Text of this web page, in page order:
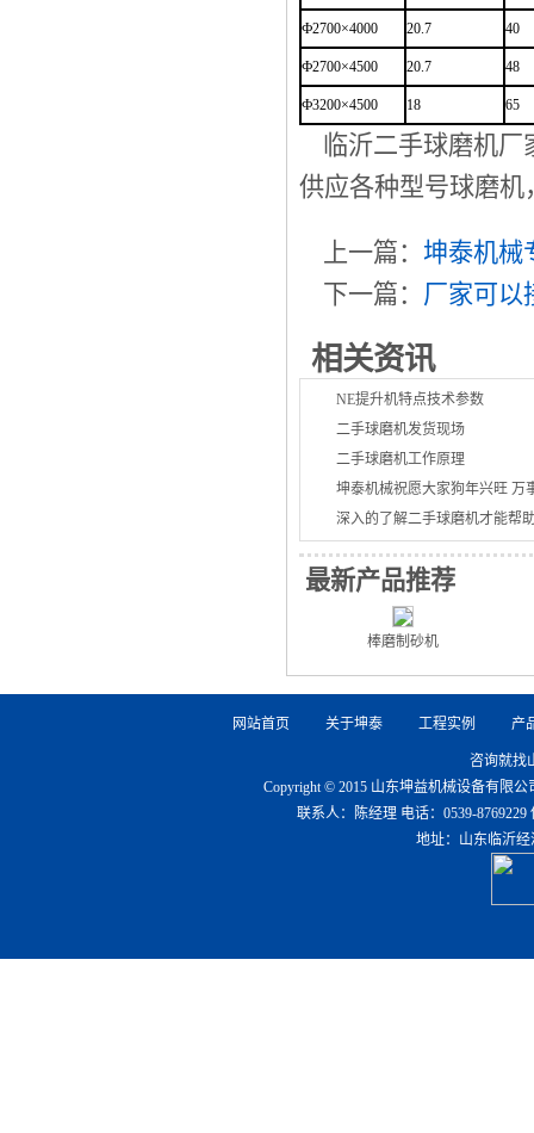
Ф2700×4000 20.7 40
Ф2700×4500 20.7 48
Ф3200×4500 18 65
临沂二手球磨机厂
供应各种型号球磨
上一篇： 坤泰机械
下一篇： 厂家可以
相关资讯
NE提升机特点技术参数
二手球磨机发货现场
二手球磨机工作原理
坤泰机械祝愿大家狗年兴旺 万
深入的了解二手球磨机才能帮
最新产品推荐
棒磨制砂机
网站首页 关于坤泰 工程实例 产
咨询就找
Copyright © 2015 山东坤益机械设备有限
联系人：陈经理 电话：0539-8769229
地址：山东临沂